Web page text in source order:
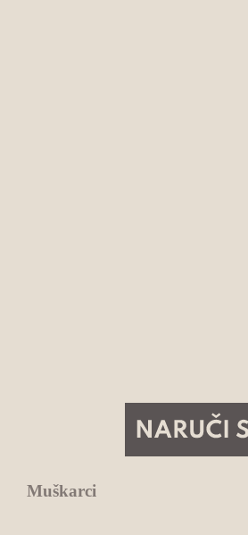
Muškarci